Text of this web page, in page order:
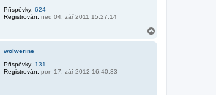
Příspěvky: 624
Registrován: ned 04. zář 2011 15:27:14
wolwerine
Příspěvky: 131
Registrován: pon 17. zář 2012 16:40:33